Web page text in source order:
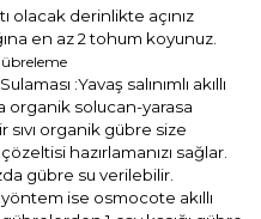
olacak derinlikte açınız
en az 2 tohum koyunuz.
:Yavaş salınımlı akıllı
organik solucan-yarasa
sıvı organik gübre size
hazırlamanızı sağlar.
gübre su verilebilir.
ise osmocote akıllı